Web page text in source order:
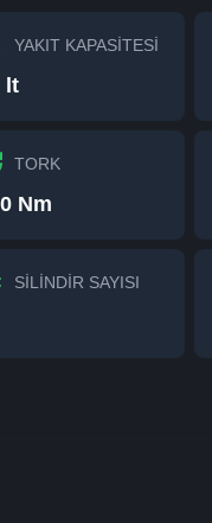
YAKIT KAPASİTESİ
lt
TORK
Nm
SİLİNDİR SAYISI